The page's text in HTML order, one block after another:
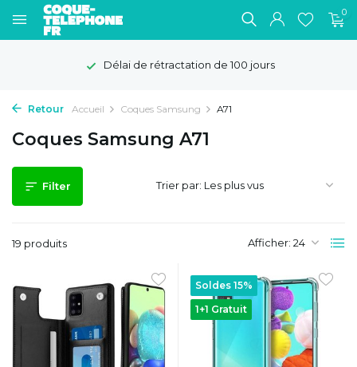
0
Délai de rétractation de 100 jours
Retour Accueil Coques Samsung A71
Coques Samsung A71
Filter
19 produits Afficher:
Trier par:
1+1 Gratuit
Soldes 15%